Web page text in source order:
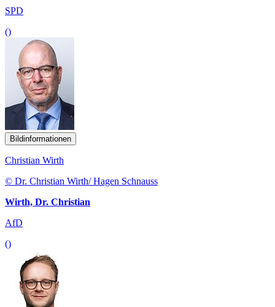
SPD
()
Bildinformationen
Christian Wirth
© Dr. Christian Wirth/ Hagen Schnauss
Wirth, Dr. Christian
AfD
()